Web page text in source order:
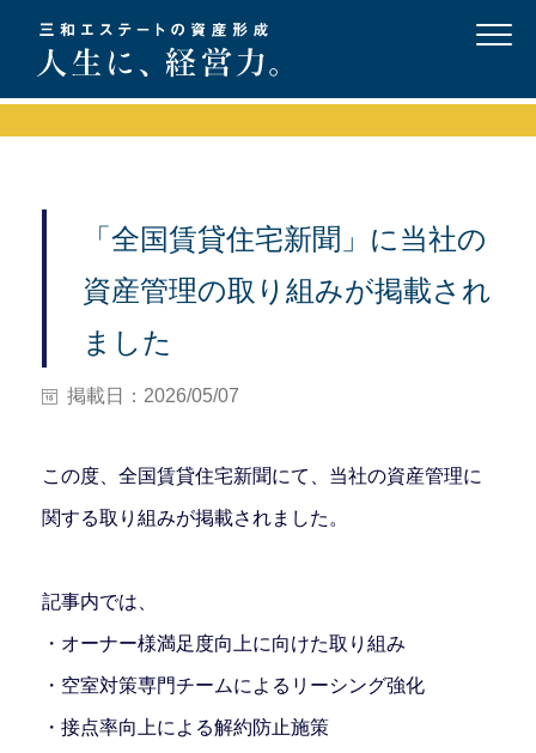
「全国賃貸住宅新聞」に当社の
資産管理の取り組みが掲載され
ました
掲載日：2026/05/07
この度、全国賃貸住宅新聞にて、当社の資産管理に
関する取り組みが掲載されました。
記事内では、
・オーナー様満足度向上に向けた取り組み
・空室対策専門チームによるリーシング強化
・接点率向上による解約防止施策